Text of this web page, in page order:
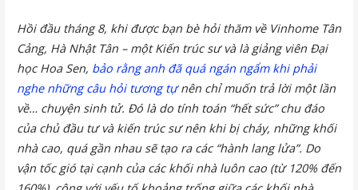
Hồi đầu tháng 8, khi được bạn bè hỏi thăm về Vinhome Tân
Cảng, Hà Nhật Tân – một Kiến trúc sư và là giảng viên Đại
học Hoa Sen, bảo rằng anh đã quá ngán ngẩm khi phải
nghe những câu hỏi tương tựnên chỉ muốn trả lời một lần
về… chuyện sinh tử. Đó là do tính toán “hết sức” chu đáo
của chủ đầu tư và kiến trúc sư nên khi bị cháy, những khối
nhà cao, quá gần nhau sẽ tạo ra các “hành lang lửa”. Do
vận tốc gió tại cạnh của các khối nhà luôn cao (từ 120% đến